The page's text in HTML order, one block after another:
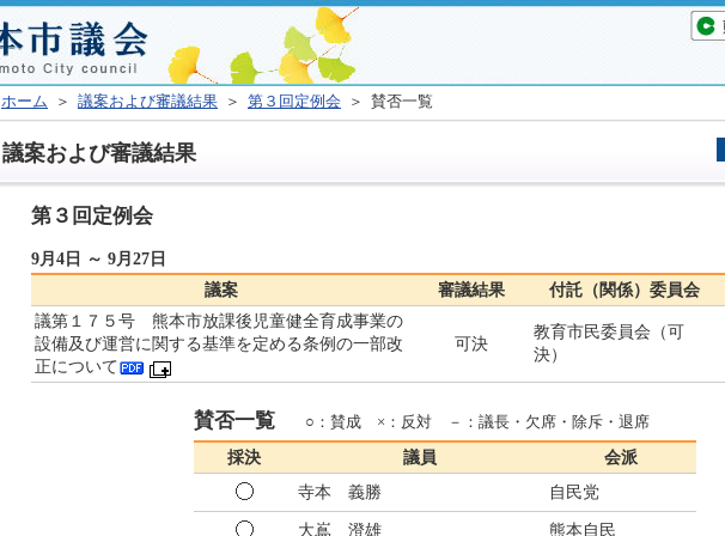
ホーム ＞ 議案および審議結果 ＞ 第３回定例会 ＞ 賛否一覧
議案および審議結果
第３回定例会
9月4日 ～ 9月27日
議案
審議結果
付託（関係）委員会
議第１７５号 熊本市放課後児童健全育成事業の
設備及び運営に関する基準を定める条例の一部改
正について
可決
教育市民委員会（可
決）
賛否一覧 ○：賛成 ×：反対 －：議長・欠席・除斥・退席
採決 議員
会派
寺本 義勝
自民党
大嶌 澄雄 熊本自民